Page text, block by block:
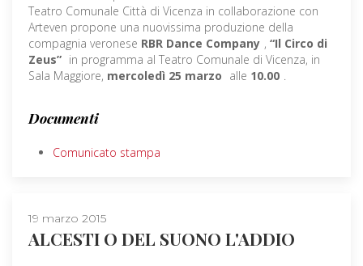
Teatro Comunale Città di Vicenza in collaborazione con
Arteven propone una nuovissima produzione della
compagnia veronese RBR Dance Company , “Il Circo di
Zeus” in programma al Teatro Comunale di Vicenza, in
Sala Maggiore, mercoledì 25 marzo alle 10.00 .
Documenti
Comunicato stampa
19 marzo 2015
ALCESTI O DEL SUONO L'ADDIO